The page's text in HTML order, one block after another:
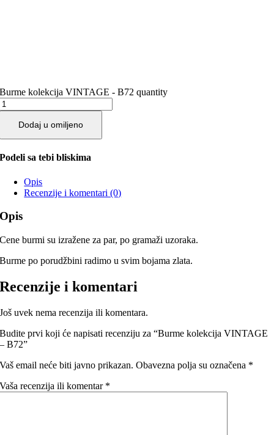
Burme kolekcija VINTAGE - B72 quantity
Dodaj u omiljeno
Podeli sa tebi bliskima
Opis
Recenzije i komentari (0)
Opis
Cene burmi su izražene za par, po gramaži uzoraka.
Burme po porudžbini radimo u svim bojama zlata.
Recenzije i komentari
Još uvek nema recenzija ili komentara.
Budite prvi koji će napisati recenziju za “Burme kolekcija VINTAGE
– B72”
Vaš email neće biti javno prikazan. Obavezna polja su označena *
Vaša recenzija ili komentar *